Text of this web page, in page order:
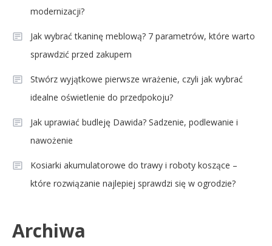
modernizacji?
Jak wybrać tkaninę meblową? 7 parametrów, które warto
sprawdzić przed zakupem
Stwórz wyjątkowe pierwsze wrażenie, czyli jak wybrać
idealne oświetlenie do przedpokoju?
Jak uprawiać budleję Dawida? Sadzenie, podlewanie i
nawożenie
Kosiarki akumulatorowe do trawy i roboty koszące –
które rozwiązanie najlepiej sprawdzi się w ogrodzie?
Archiwa